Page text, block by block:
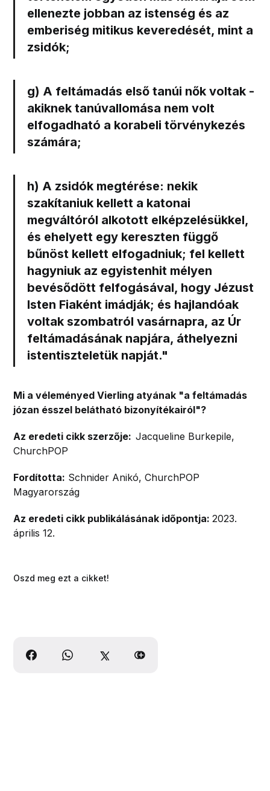
ellenezte jobban az istenség és az
emberiség mitikus keveredését, mint a
zsidók;
g) A feltámadás első tanúi nők voltak -
akiknek tanúvallomása nem volt
elfogadható a korabeli törvénykezés
számára;
h) A zsidók megtérése: nekik
szakítaniuk kellett a katonai
megváltóról alkotott elképzelésükkel,
és ehelyett egy kereszten függő
bűnöst kellett elfogadniuk; fel kellett
hagyniuk az egyistenhit mélyen
bevésődött felfogásával, hogy Jézust
Isten Fiaként imádják; és hajlandóak
voltak szombatról vasárnapra, az Úr
feltámadásának napjára, áthelyezni
istentiszteletük napját."
Mi a véleményed Vierling atyának "a feltámadás
józan ésszel belátható bizonyítékairól"?
Az eredeti cikk szerzője: Jacqueline Burkepile,
ChurchPOP
Fordította: Schnider Anikó, ChurchPOP
Magyarország
Az eredeti cikk publikálásának időpontja:2023.
április 12.
Oszd meg ezt a cikket!